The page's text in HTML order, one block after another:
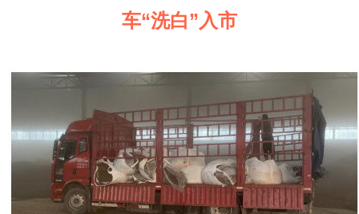
车“洗白”入市